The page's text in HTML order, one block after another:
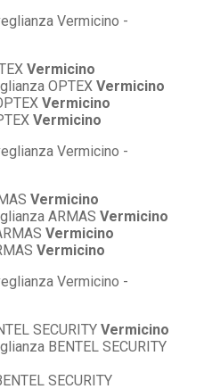
Vermicino
OPTEX Vermicino
Vermicino
Vermicino
Vermicino
ARMAS Vermicino
Vermicino
Vermicino
SECURITY Vermicino
BENTEL SECURITY
SECURITY